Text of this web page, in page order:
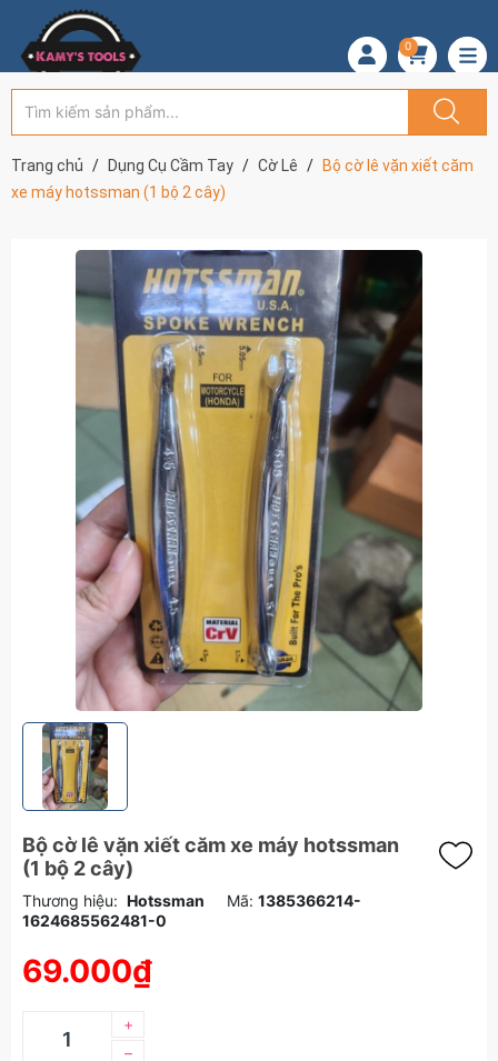
0
Trang chủ Dụng Cụ Cầm Tay Cờ Lê
Bộ cờ lê vặn xiết căm
xe máy hotssman (1 bộ 2 cây)
Bộ cờ lê vặn xiết căm xe máy hotssman
(1 bộ 2 cây)
Thương hiệu: Hotssman Mã: 1385366214-
1624685562481-0
69.000₫
–
+